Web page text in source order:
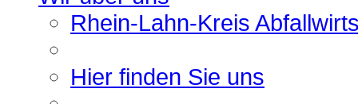
Rhein-Lahn-Kreis
Hier finden Sie uns